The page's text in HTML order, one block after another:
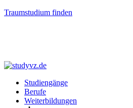
Traumstudium finden
Studiengänge
Berufe
Weiterbildungen